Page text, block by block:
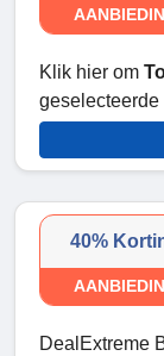
Klik hier om
40%
DealExtreme